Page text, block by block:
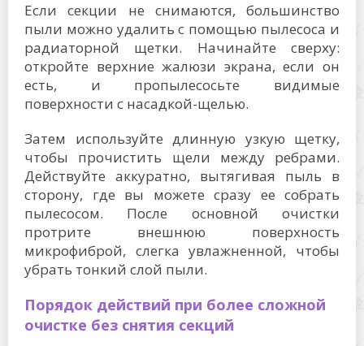
Если секции не снимаются, большинство
пыли можно удалить с помощью пылесоса и
радиаторной щетки. Начинайте сверху:
откройте верхние жалюзи экрана, если он
есть, и пропылесосьте видимые
поверхности с насадкой-щелью.
Затем используйте длинную узкую щетку,
чтобы прочистить щели между ребрами.
Действуйте аккуратно, вытягивая пыль в
сторону, где вы можете сразу ее собрать
пылесосом. После основной очистки
протрите внешнюю поверхность
микрофиброй, слегка увлажненной, чтобы
убрать тонкий слой пыли.
Порядок действий при более сложной
очистке без снятия секций